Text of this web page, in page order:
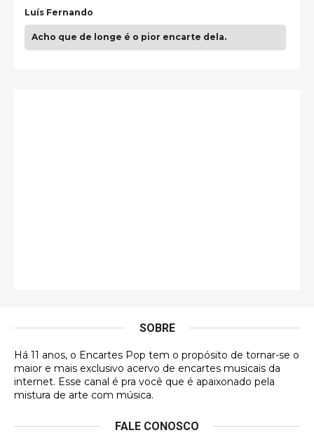
Luís Fernando
Acho que de longe é o pior encarte dela.
DVD MIDINHO
Francierton
futuras aquisições, e olhando o encarte aqui, me
SOBRE
Há 11 anos, o Encartes Pop tem o propósito de tornar-se o
maior e mais exclusivo acervo de encartes musicais da
internet. Esse canal é pra você que é apaixonado pela
mistura de arte com música.
FALE CONOSCO